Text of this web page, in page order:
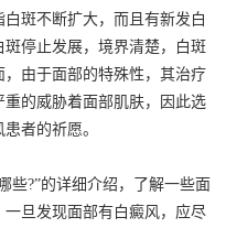
斑不断扩大，而且有新发白
停止发展，境界清楚，白斑
由于面部的特殊性，其治疗
的威胁着面部肌肤，因此选
者的祈愿。
?”的详细介绍，了解一些面
旦发现面部有白癜风，应尽